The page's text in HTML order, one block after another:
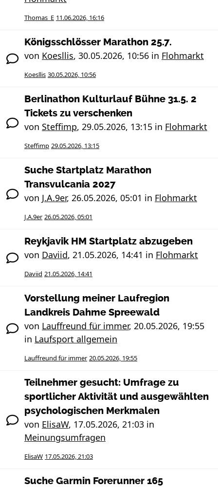
Thomas_E 11.06.2026, 16:16
Königsschlösser Marathon 25.7.
von Koesllis, 30.05.2026, 10:56 in Flohmarkt
Koesllis 30.05.2026, 10:56
Berlinathon Kulturlauf Bühne 31.5. 2
Tickets zu verschenken
von Steffimp, 29.05.2026, 13:15 in Flohmarkt
Steffimp 29.05.2026, 13:15
Suche Startplatz Marathon
Transvulcania 2027
von J.A.9er, 26.05.2026, 05:01 in Flohmarkt
J.A.9er 26.05.2026, 05:01
Reykjavik HM Startplatz abzugeben
von Daviid, 21.05.2026, 14:41 in Flohmarkt
Daviid 21.05.2026, 14:41
Vorstellung meiner Laufregion
Landkreis Dahme Spreewald
von Lauffreund für immer, 20.05.2026, 19:55
in Laufsport allgemein
Lauffreund für immer 20.05.2026, 19:55
Teilnehmer gesucht: Umfrage zu
sportlicher Aktivität und ausgewählten
psychologischen Merkmalen
von ElisaW, 17.05.2026, 21:03 in
Meinungsumfragen
ElisaW 17.05.2026, 21:03
Suche Garmin Forerunner 165